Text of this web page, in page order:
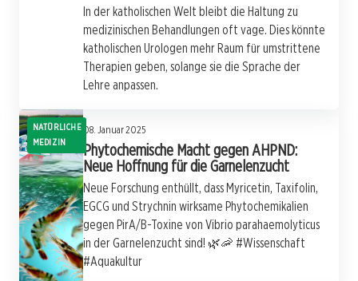
In der katholischen Welt bleibt die Haltung zu
medizinischen Behandlungen oft vage. Dies könnte
katholischen Urologen mehr Raum für umstrittene
Therapien geben, solange sie die Sprache der
Lehre anpassen.
NATÜRLICHE
MEDIZIN
08. Januar 2025
Phytochemische Macht gegen AHPND:
Neue Hoffnung für die Garnelenzucht
Neue Forschung enthüllt, dass Myricetin, Taxifolin,
EGCG und Strychnin wirksame Phytochemikalien
gegen PirA/B-Toxine von Vibrio parahaemolyticus
in der Garnelenzucht sind! 🌿🦐 #Wissenschaft
#Aquakultur